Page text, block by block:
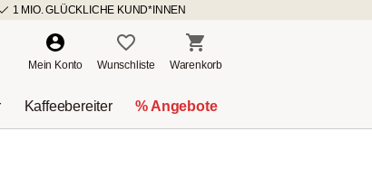
1 MIO. GLÜCKLICHE KUND*INNEN
Mein Konto Wunschliste Warenkorb
Kaffeebereiter % Angebote